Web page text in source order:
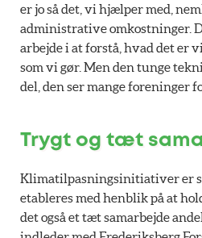
er jo så det, vi hjælper med,
administrative omkostninger.
arbejde i at forstå, hvad det er
som vi gør. Men den tunge
del, den ser mange foreninger
Trygt og tæt
Klimatilpasningsinitiativer er
etableres med henblik på at
det også et tæt samarbejde